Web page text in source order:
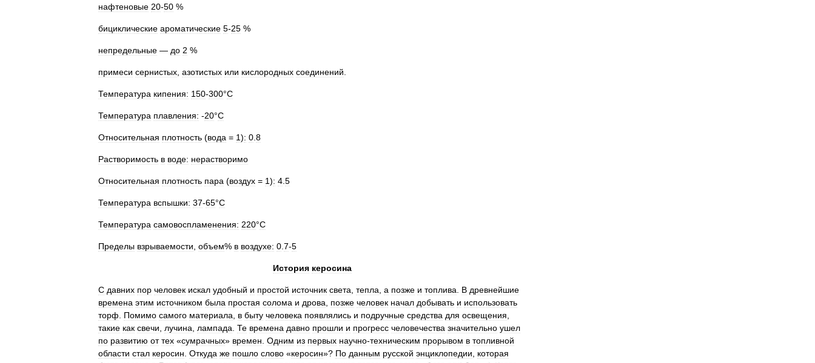
нафтеновые 20-50 %
бициклические ароматические 5-25 %
непредельные — до 2 %
примеси сернистых азотистых или кислородных соединений
Температура кипения: 150-300°C
Температура плавления: -20°C
Относительная плотность (вода = 1): 0 8
Растворимость в воде: нерастворимо
Относительная плотность пара (воздух = 1): 4 5
Температура вспышки: 37-65°C
Температура самовоспламенения: 220°C
Пределы взрываемости объем% в воздухе: 0 7-5
История керосина
С давних пор человек искал удобный и простой источник света тепла а позже и топлива В древнейшие
времена этим источником была простая солома и дрова позже человек начал добывать и использовать
торф
Помимо самого материала в быту человека появлялись и подручные средства для освещения
такие как свечи лучина лампада Те времена давно прошли и прогресс человечества значительно ушел
по развитию от тех «сумрачных» времен Одним из первых научно-техническим прорывом в топливной
области стал керосин Откуда же пошло слово «керосин»? По данным русской энциклопедии
которая